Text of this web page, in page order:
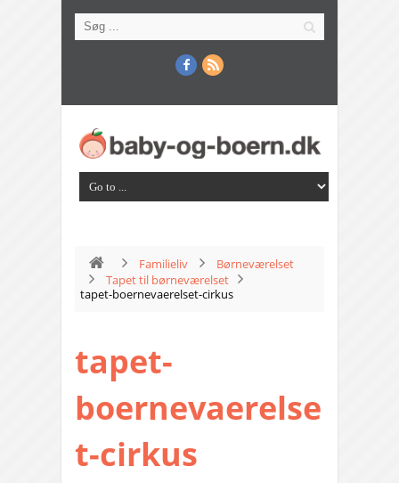
Familieliv
Børneværelset
Tapet til børneværelset
tapet-boernevaerelset-cirkus
tapet-
boernevaerelse
t-cirkus